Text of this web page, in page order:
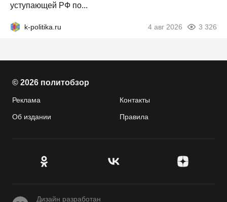
уступающей РФ по...
k-politika.ru 4 авг 2026 3 326
© 2026 политобзор
Реклама Контакты
Об издании Правила